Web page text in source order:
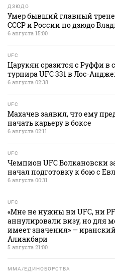
ДЗЮДО
Умер бывший главный
СССР и России по дзюдо
6 августа 15:00
UFC
Царукян сразится с Руффи в
турнира UFC 331 в
6 августа 02:38
UFC
Махачев заявил, что ему
начать карьеру в боксе
6 августа 02:11
UFC
Чемпион UFC Волкановски
начал подготовку к бою с
6 августа 00:31
UFC
«Мне не нужны ни UFC, ни
аннулировали визу, но для
имеет значения» —
Алиакбари
5 августа 21:00
MMA/ЕДИНОБОРСТВА